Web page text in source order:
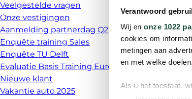
Verantwoord
Wij en onze 1022
cookies om
metingen aan
en met welke doelen.
Als u het toestaat,
Veelgestelde vragen
Onze vestigingen
Aanmelding partnerdag Q2
Enquête training Sales
Enquête TU Delft
Evaluatie Basis Training Euromobil
Nieuwe klant
Vakantie auto 2025